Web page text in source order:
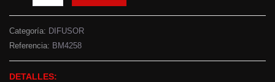
Categoría: DIFUSOR
Referencia: BM4258
DETALLES: